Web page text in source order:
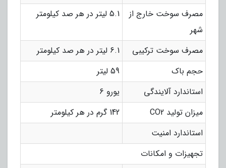
مصرف سوخت خارج از
شهر
5.1 لیتر در هر صد کیلومتر
مصرف سوخت ترکیبی
6.1 لیتر در هر صد کیلومتر
حجم باک
59 لیتر
استاندارد آلایندگی
یورو 6
میزان تولید CO2
142 گرم در هر کیلومتر
استاندارد امنیت
تجهیزات و امکانات